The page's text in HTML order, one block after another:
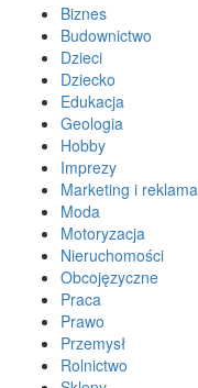
Biznes
Budownictwo
Dzieci
Dziecko
Edukacja
Geologia
Hobby
Imprezy
Marketing i reklama
Moda
Motoryzacja
Nieruchomości
Obcojęzyczne
Praca
Prawo
Przemysł
Rolnictwo